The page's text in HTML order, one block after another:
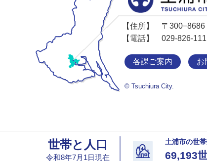
【住所】
〒
【電話】
029-826-
各課ご案内 お
© Tsuchiura City.